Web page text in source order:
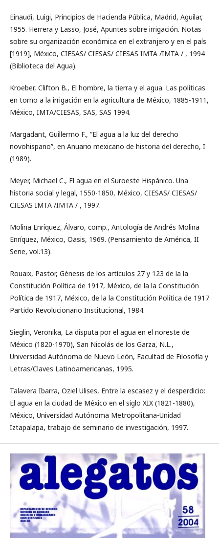
Einaudi, Luigi, Principios de Hacienda Pública, Madrid, Aguilar,
1955. Herrera y Lasso, José, Apuntes sobre irrigación. Notas
sobre su organización económica en el extranjero y en el país
[1919], México, CIESAS/ CIESAS/ CIESAS IMTA /IMTA / , 1994
(Biblioteca del Agua).
Kroeber, Clifton B., El hombre, la tierra y el agua. Las políticas
en torno a la irrigación en la agricultura de México, 1885-1911,
México, IMTA/CIESAS, SAS, SAS 1994.
Margadant, Guillermo F., “El agua a la luz del derecho
novohispano”, en Anuario mexicano de historia del derecho, I
(1989).
Meyer, Michael C., El agua en el Suroeste Hispánico. Una
historia social y legal, 1550-1850, México, CIESAS/ CIESAS/
CIESAS IMTA /IMTA / , 1997.
Molina Enríquez, Álvaro, comp., Antología de Andrés Molina
Enríquez, México, Oasis, 1969. (Pensamiento de América, II
Serie, vol.13).
Rouaix, Pastor, Génesis de los artículos 27 y 123 de la la
Constitución Política de 1917, México, de la la Constitución
Política de 1917, México, de la la Constitución Política de 1917
Partido Revolucionario Institucional, 1984.
Sieglin, Veronika, La disputa por el agua en el noreste de
México (1820-1970), San Nicolás de los Garza, N.L.,
Universidad Autónoma de Nuevo León, Facultad de Filosofía y
Letras/Claves Latinoamericanas, 1995.
Talavera Ibarra, Oziel Ulises, Entre la escasez y el desperdicio:
El agua en la ciudad de México en el siglo XIX (1821-1880),
México, Universidad Autónoma Metropolitana-Unidad
Iztapalapa, trabajo de seminario de investigación, 1997.